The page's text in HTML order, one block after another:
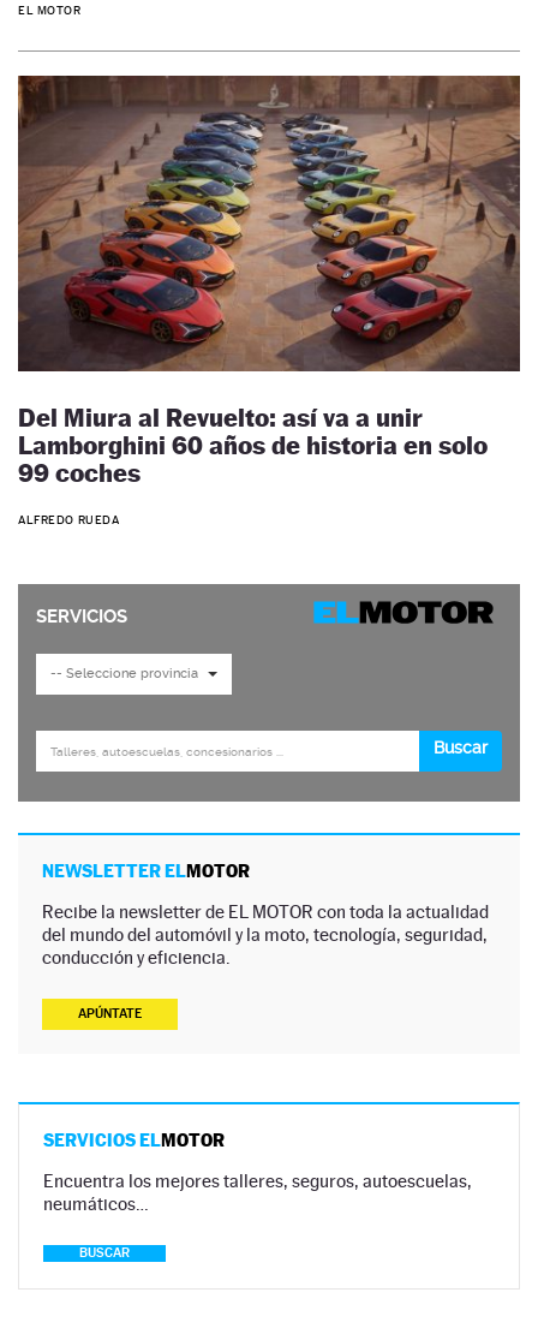
EL MOTOR
Del Miura al Revuelto: así va a unir
Lamborghini 60 años de historia en solo
99 coches
ALFREDO RUEDA
NEWSLETTER ELMOTOR
Recibe la newsletter de EL MOTOR con toda la actualidad
del mundo del automóvil y la moto, tecnología, seguridad,
conducción y eficiencia.
APÚNTATE
SERVICIOS ELMOTOR
Encuentra los mejores talleres, seguros, autoescuelas,
neumáticos…
BUSCAR